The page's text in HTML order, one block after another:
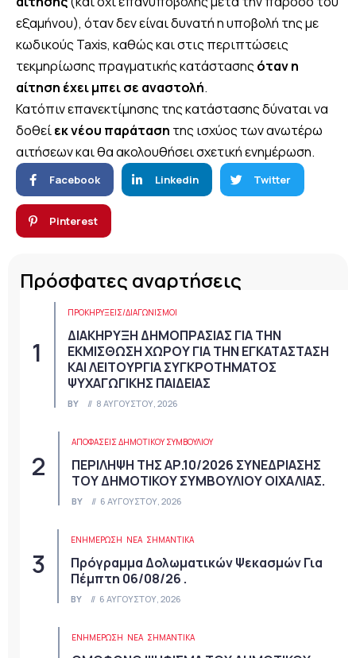
εξαμήνου), όταν δεν είναι δυνατή η υποβολή της με
κωδικούς Taxis, καθώς και στις περιπτώσεις
τεκμηρίωσης πραγματικής κατάστασης όταν η
αίτηση έχει μπει σε αναστολή.
Κατόπιν επανεκτίμησης της κατάστασης δύναται να
δοθείεκ νέου παράταση της ισχύος των ανωτέρω
αιτήσεων και θα ακολουθήσει σχετική ενημέρωση.
Facebook Linkedin Twitter
Pinterest
Πρόσφατες αναρτήσεις
ΠΡΟΚΗΡΎΞΕΙΣ/ΔΙΑΓΩΝΙΣΜΟΊ
ΔΙΑΚΗΡΥΞΗ ΔΗΜΟΠΡΑΣΙΑΣ ΓΙΑ ΤΗΝ
ΕΚΜΙΣΘΩΣΗ ΧΩΡΟΥ ΓΙΑ ΤΗΝ ΕΓΚΑΤΑΣΤΑΣΗ
ΚΑΙ ΛΕΙΤΟΥΡΓΙΑ ΣΥΓΚΡΟΤΗΜΑΤΟΣ
ΨΥΧΑΓΩΓΙΚΗΣ ΠΑΙΔΕΙΑΣ
BY 8 ΑΥΓΟΎΣΤΟΥ, 2026
ΑΠΟΦΆΣΕΙΣ ΔΗΜΟΤΙΚΟΎ ΣΥΜΒΟΥΛΊΟΥ
ΠΕΡΙΛΗΨΗ ΤΗΣ ΑΡ.10/2026 ΣΥΝΕΔΡΙΑΣΗΣ
ΤΟΥ ΔΗΜΟΤΙΚΟΥ ΣΥΜΒΟΥΛΙΟΥ ΟΙΧΑΛΙΑΣ.
BY 6 ΑΥΓΟΎΣΤΟΥ, 2026
ΕΝΗΜΕΡΩΣΗ ΝΈΑ ΣΗΜΑΝΤΙΚΆ
Πρόγραμμα Δολωματικών Ψεκασμών Για
Πέμπτη 06/08/26 .
BY 6 ΑΥΓΟΎΣΤΟΥ, 2026
ΕΝΗΜΕΡΩΣΗ ΝΈΑ ΣΗΜΑΝΤΙΚΆ